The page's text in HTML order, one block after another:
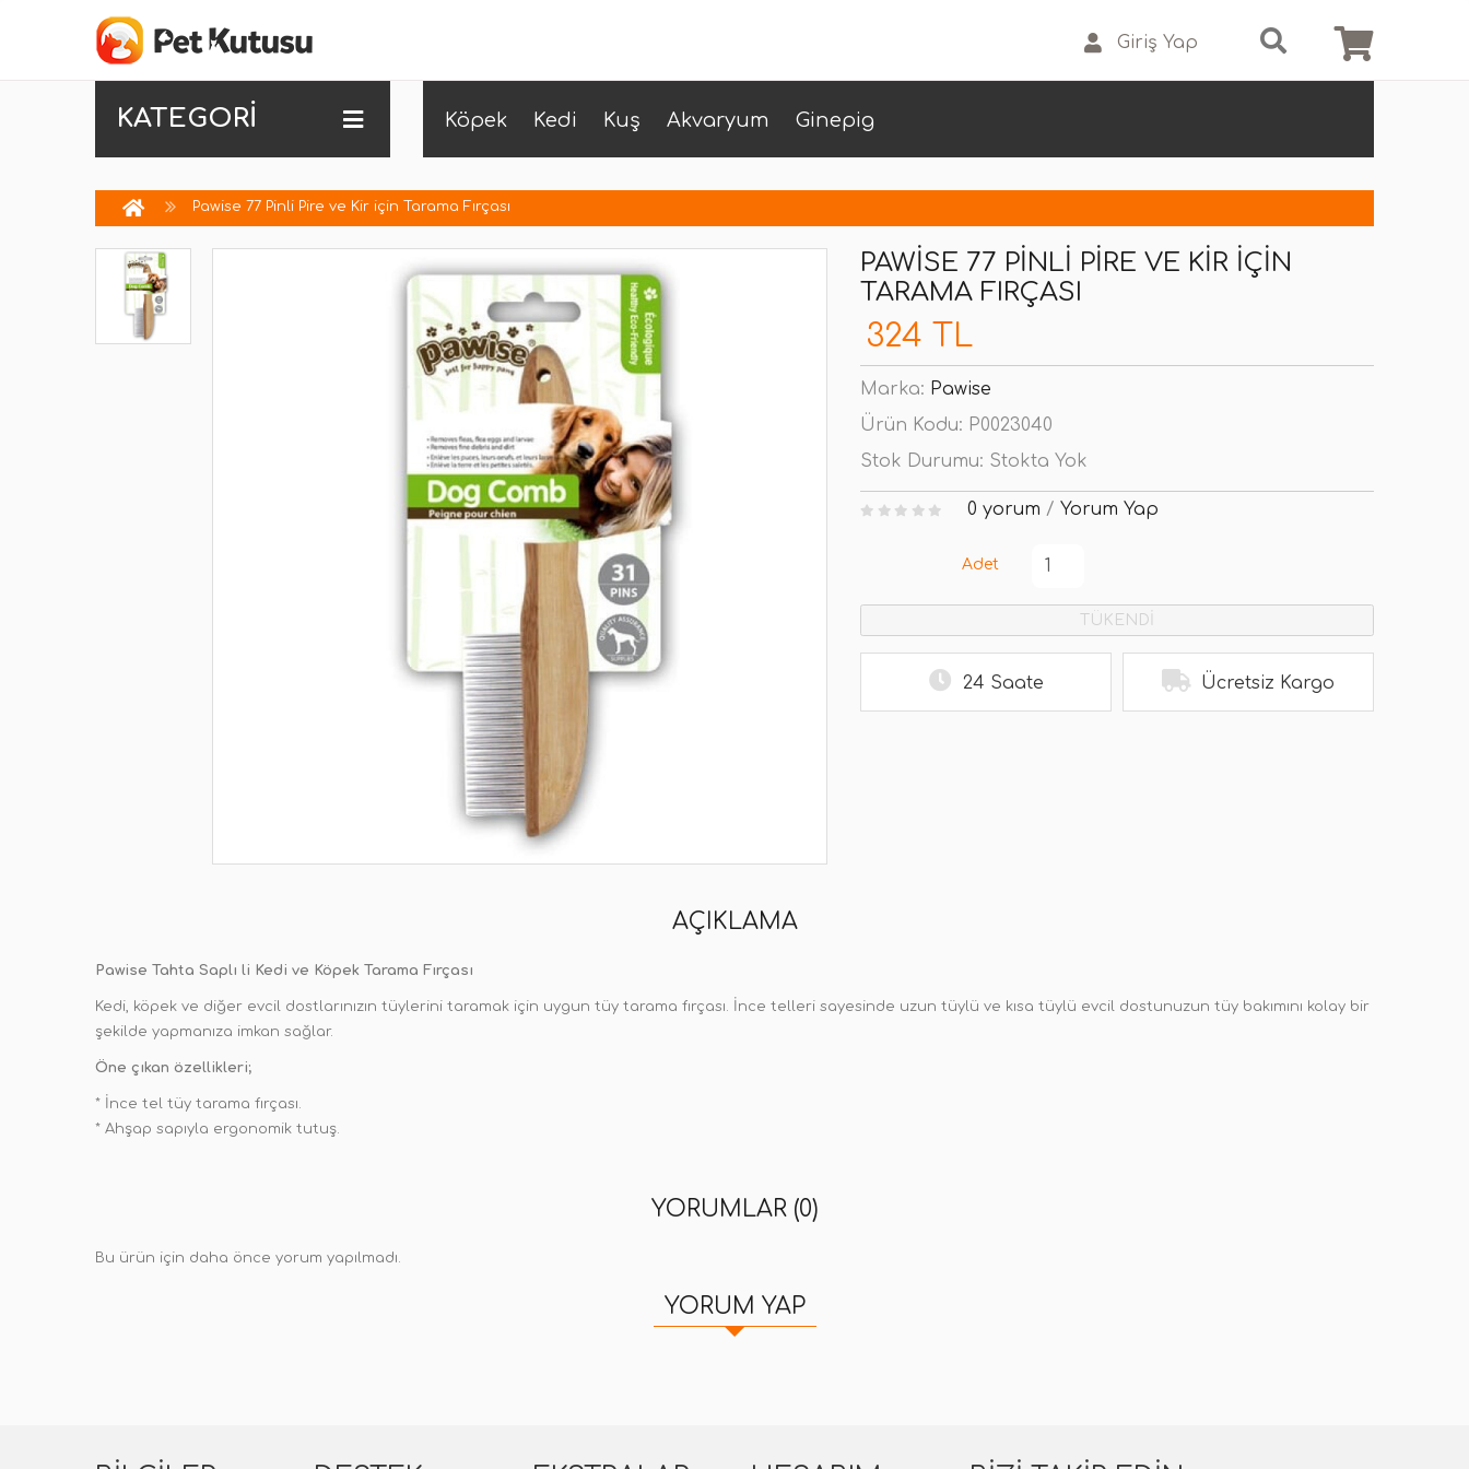
Giriş Yap
KATEGORİ Köpek Kedi Kuş Akvaryum Ginepig
Pawise 77 Pinli Pire ve Kir için Tarama Fırçası
PAWISE 77 PINLI PIRE VE KIR IÇIN
TARAMA FIRÇASI
324 TL
Marka: Pawise
Ürün Kodu: P0023040
Stok Durumu: Stokta Yok
0 yorum / Yorum Yap
Adet
TÜKENDİ
24 Saate Ücretsiz Kargo
AÇIKLAMA
Pawise Tahta Saplı li Kedi ve Köpek Tarama Fırçası
Kedi, köpek ve diğer evcil dostlarınızın tüylerini taramak için uygun tüy tarama fırçası. İnce telleri sayesinde uzun tüylü ve kısa tüylü evcil dostunuzun tüy bakımını kolay bir
şekilde yapmanıza imkan sağlar.
Öne çıkan özellikleri;
* İnce tel tüy tarama fırçası.
* Ahşap sapıyla ergonomik tutuş.
YORUMLAR (0)
Bu ürün için daha önce yorum yapılmadı.
YORUM YAP